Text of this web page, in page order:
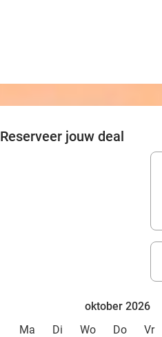
Reserveer jouw deal
oktober 2026
Ma
Di Wo Do Vr